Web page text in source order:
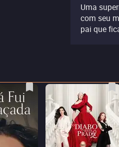
Uma
com seu
pai que